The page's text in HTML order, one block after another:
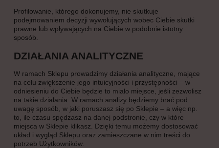
Profilowanie, którego dokonujemy, nie skutkuje
podejmowaniem decyzji wywołujących wobec Ciebie skutki
prawne lub wpływających na Ciebie w podobnie istotny
sposób.
DZIAŁANIA ANALITYCZNE
W ramach Sklepu prowadzimy działania analityczne, mające
na celu zwiększenie jego intuicyjności i przystępności – w
odniesieniu do Ciebie będzie to miało miejsce, jeśli zezwolisz
na takie działania. W ramach analizy będziemy brać pod
uwagę sposób, w jaki poruszasz się po Sklepie – a więc np.
to, ile czasu spędzasz na danej podstronie, czy w które
miejsca w Sklepie klikasz. Dzięki temu możemy dostosować
układ i wygląd Sklepu oraz zamieszczane w nim treści do
potrzeb Użytkowników.